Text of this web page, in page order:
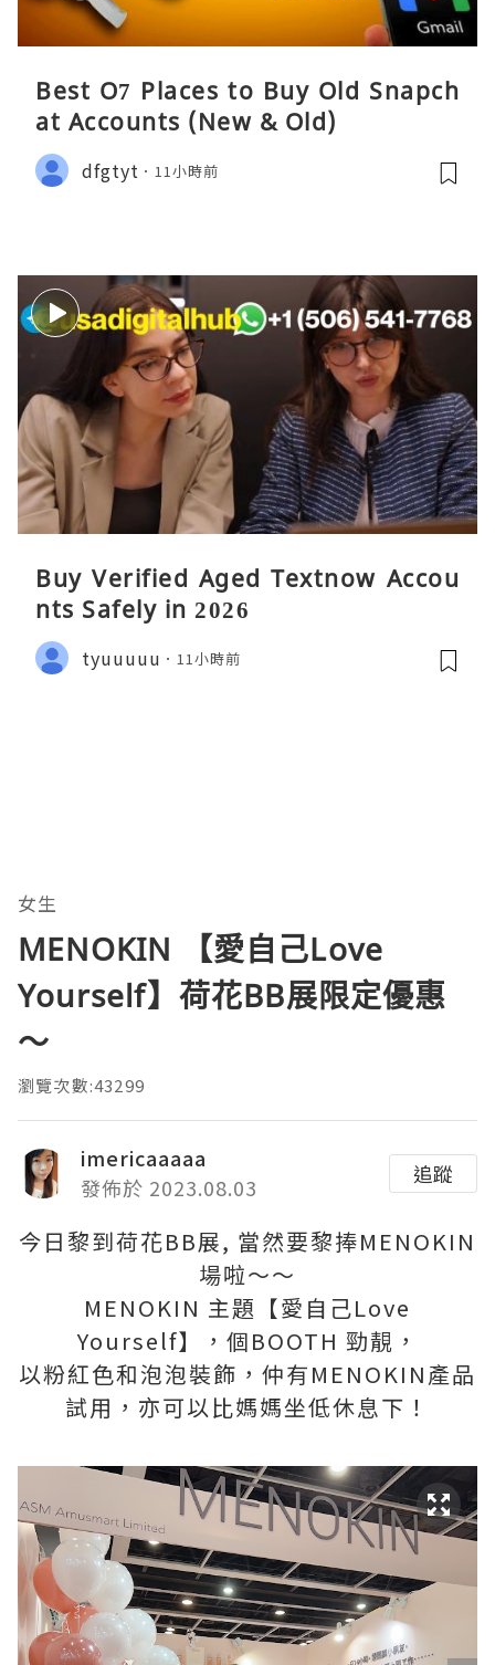
Best O7 Places to Buy Old Snapch
at Accounts (New & Old)
dfgtyt 11小時前
Buy Verified Aged Textnow Accou
nts Safely in 2026
tyuuuuu 11小時前
女生
MENOKIN 【愛自己Love
Yourself】荷花BB展限定優惠
～
瀏覽次數:43299
imericaaaaa
發佈於 2023.08.03
追蹤
今日黎到荷花BB展, 當然要黎捧MENOKIN
場啦～～
MENOKIN 主題【愛自己Love
Yourself】，個BOOTH 勁靚，
以粉紅色和泡泡裝飾，仲有MENOKIN產品
試用，亦可以比媽媽坐低休息下！